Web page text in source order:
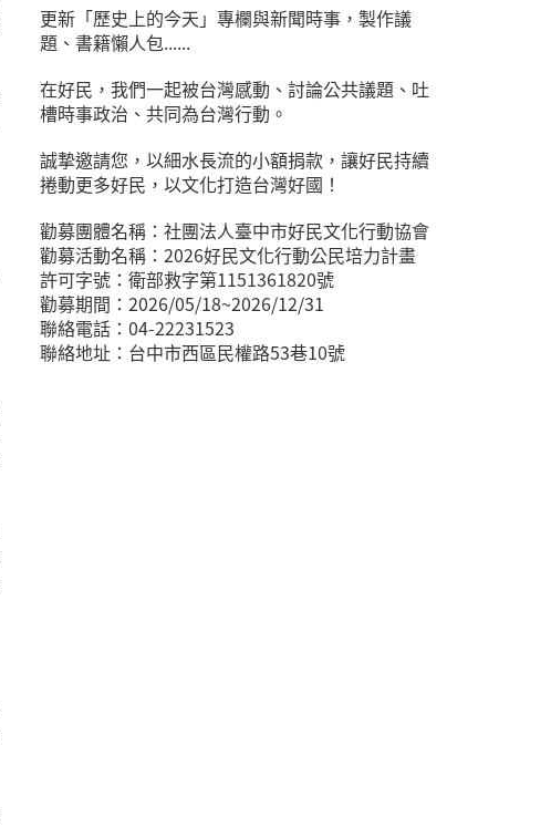
更新「歷史上的今天」專欄與新聞時事，製作議
題、書籍懶人包......
在好民，我們一起被台灣感動、討論公共議題、吐
槽時事政治、共同為台灣行動。
誠摯邀請您，以細水長流的小額捐款，讓好民持續
捲動更多好民，以文化打造台灣好國！
勸募團體名稱：社團法人臺中市好民文化行動協會
勸募活動名稱：2026好民文化行動公民培力計畫
許可字號：衛部救字第1151361820號
勸募期間：2026/05/18~2026/12/31
聯絡電話：04-22231523
聯絡地址：台中市西區民權路53巷10號